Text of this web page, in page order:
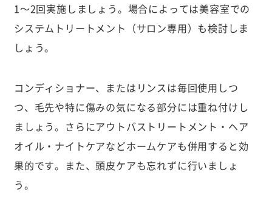
1〜2回実施しましょう。場合によっては美容室での
システムトリートメント（サロン専用）も検討しま
しょう。
コンディショナー、またはリンスは毎回使用しつ
つ、毛先や特に傷みの気になる部分には重ね付けし
ましょう。さらにアウトバストリートメント・ヘア
オイル・ナイトケアなどホームケアも併用すると効
果的です。また、頭皮ケアも忘れずに行いましょ
う。